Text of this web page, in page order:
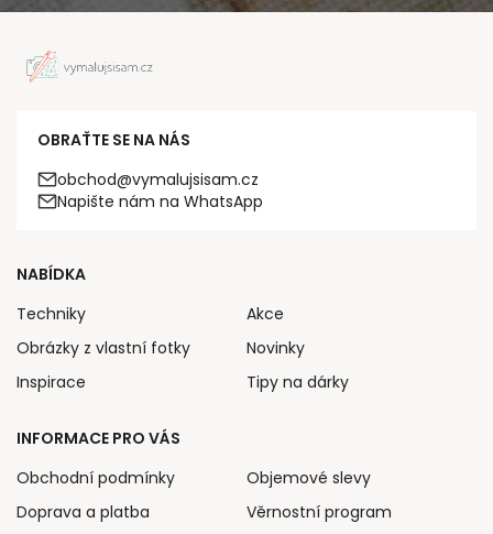
OBRAŤTE SE NA NÁS
obchod@vymalujsisam.cz
Napište nám na WhatsApp
NABÍDKA
Techniky
Obrázky z vlastní fotky
Inspirace
Akce
Novinky
Tipy na dárky
INFORMACE PRO VÁS
Obchodní podmínky
Doprava a platba
Objemové slevy
Věrnostní program